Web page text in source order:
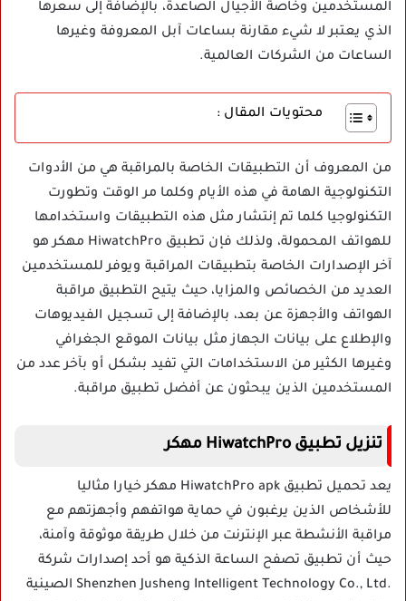
المستخدمين وخاصة الأجيال الصاعدة، بالإضافة إلى سعرها
الذي يعتبر لا شيء مقارنة بساعات آبل المعروفة وغيرها
الساعات من الشركات العالمية.
محتويات المقال :
من المعروف أن التطبيقات الخاصة بالمراقبة هي من الأدوات
التكنولوجية الهامة في هذه الأيام وكلما مر الوقت وتطورت
التكنولوجيا كلما تم إنتشار مثل هذه التطبيقات واستخدامها
للهواتف المحمولة، ولذلك فإن تطبيق HiwatchPro مهكر هو
آخر الإصدارات الخاصة بتطبيقات المراقبة ويوفر للمستخدمين
العديد من الخصائص والمزايا، حيث يتيح التطبيق مراقبة
الهواتف والأجهزة عن بعد، بالإضافة إلى تسجيل الفيديوهات
والإطلاع على بيانات الجهاز مثل بيانات الموقع الجغرافي
وغيرها الكثير من الاستخدامات التي تفيد بشكل أو بآخر عدد من
المستخدمين الذين يبحثون عن أفضل تطبيق مراقبة.
تنزيل تطبيق HiwatchPro مهكر
يعد تحميل تطبيق HiwatchPro apk مهكر خيارا مثاليا
للأشخاص الذين يرغبون في حماية هواتفهم وأجهزتهم مع
مراقبة الأنشطة عبر الإنترنت من خلال طريقة موثوقة وآمنة،
حيث أن تطبيق تصفح الساعة الذكية هو أحد إصدارات شركة
.Shenzhen Jusheng Intelligent Technology Co., Ltd الصينية